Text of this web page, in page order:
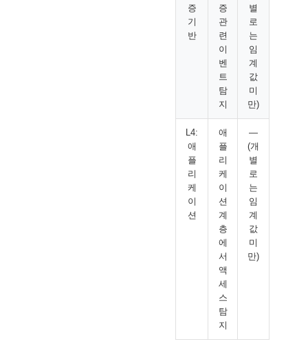
증
기
반
증
관
련
이
벤
트
탐
지
별
로
는
임
계
값
미
만)
L4:
애
플
리
케
이
션
애
플
리
케
이
션
계
층
에
서
액
세
스
탐
지
—
(개
별
로
는
임
계
값
미
만)